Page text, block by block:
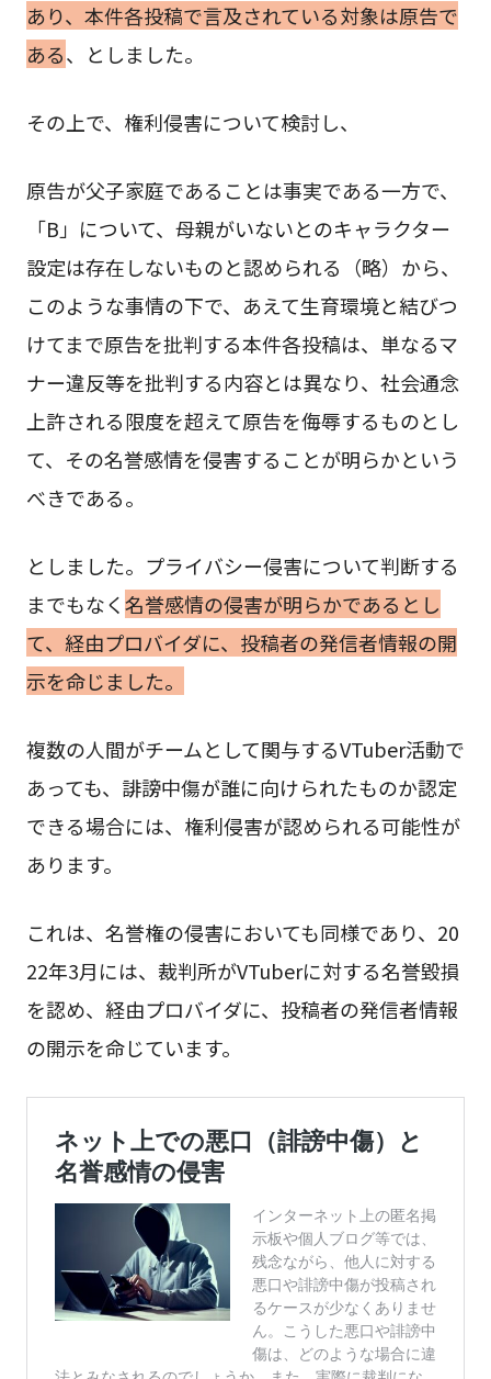
あり、本件各投稿で言及されている対象は原告で
ある、としました。
その上で、権利侵害について検討し、
原告が父子家庭であることは事実である一方で、
「B」について、母親がいないとのキャラクター
設定は存在しないものと認められる（略）から、
このような事情の下で、あえて生育環境と結びつ
けてまで原告を批判する本件各投稿は、単なるマ
ナー違反等を批判する内容とは異なり、社会通念
上許される限度を超えて原告を侮辱するものとし
て、その名誉感情を侵害することが明らかという
べきである。
としました。プライバシー侵害について判断する
までもなく名誉感情の侵害が明らかであるとし
て、経由プロバイダに、投稿者の発信者情報の開
示を命じました。
複数の人間がチームとして関与するVTuber活動で
あっても、誹謗中傷が誰に向けられたものか認定
できる場合には、権利侵害が認められる可能性が
あります。
これは、名誉権の侵害においても同様であり、20
22年3月には、裁判所がVTuberに対する名誉毀損
を認め、経由プロバイダに、投稿者の発信者情報
の開示を命じています。